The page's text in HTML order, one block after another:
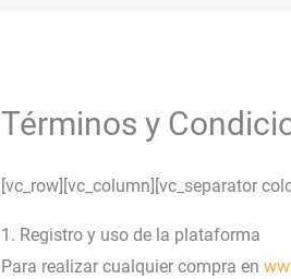
Términos y
[vc_row][vc_column][vc_separator
1. Registro y uso de la plataforma
Para realizar cualquier compra en